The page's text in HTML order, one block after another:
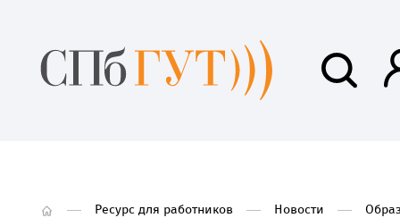
Ресурс для работников Новости